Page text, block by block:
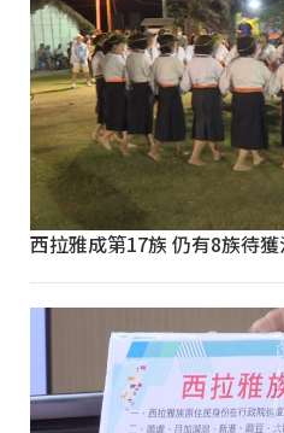
西拉雅成第17族 仍有8族待